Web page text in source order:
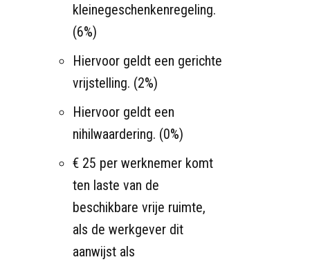
kleinegeschenkenregeling.
(6%)
Hiervoor geldt een gerichte
vrijstelling. (2%)
Hiervoor geldt een
nihilwaardering. (0%)
€ 25 per werknemer komt
ten laste van de
beschikbare vrije ruimte,
als de werkgever dit
aanwijst als